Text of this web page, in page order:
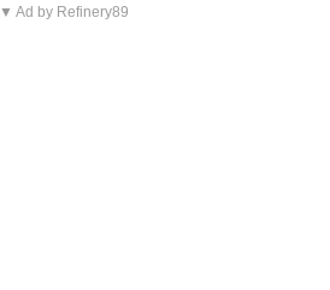
▼ Ad by Refinery89